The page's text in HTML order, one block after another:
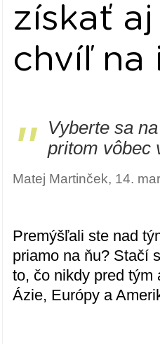
získať
chvíľ na
"
Vyberte sa
pritom vôbec
Matej Martinček, 14.
Premýšľali ste nad
priamo na ňu? Stačí
to, čo nikdy pred tým
Ázie, Európy a